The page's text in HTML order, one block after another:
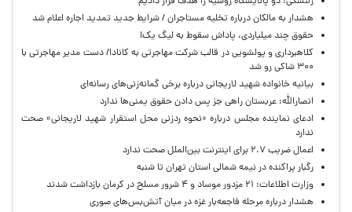
هشدار به مالکان درباره تخلیه مستاجران / شرایط جدید تمدید اجاره اعلام شد
حقوق چند میلیاردی، پاداش سقوط به لیگ یک!
کلاهبرداری و پولشویی در قالب شرکت مهاجرتی به کانادا/ دست مدیر مهاجرتی با
۳۰۰ شاکی رو شد
بیانیه خانواده شهید لاریجانی درباره برخی گمانه‌زنی‌های رسانه‌ای
انصارالله: عربستان راهی جز پس دادن حقوق یمنی‌ها ندارد
ادعای نماینده مجلس درباره «نحوه ردزنی محل استقرار شهید لاریجانی» صحت
ندارد
اعمال ضریب ۲.۷ برای اینترنت بین‌الملل صحت ندارد
رگبار پراکنده در نیمه شمالی استان تهران تا شنبه
وزارت اطلاعات: ۲۱ مزدور موساد و ۴ شرور مسلح در کرمان بازداشت شدند
هشدار درباره مرحله فاجعه‌بار غزه در میان آتش‌بس‌های صوری